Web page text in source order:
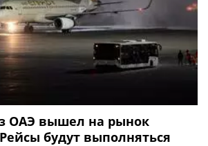
ОАЭ вышел на рынок
будут выполняться